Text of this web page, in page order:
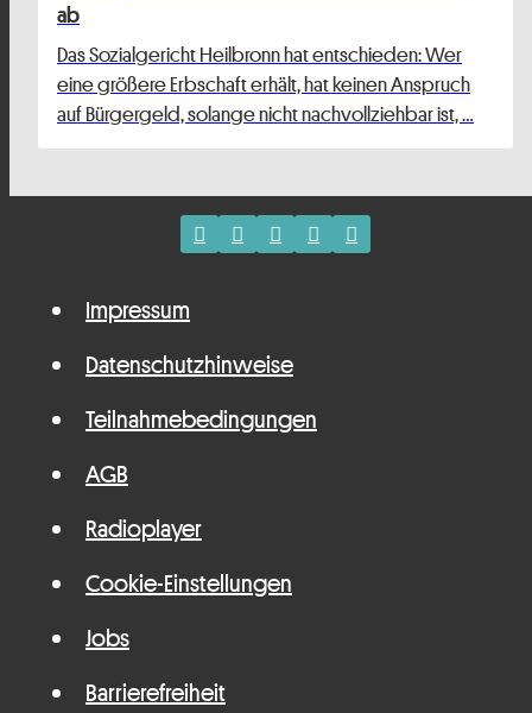
ab
Das Sozialgericht Heilbronn hat entschieden: Wer
eine größere Erbschaft erhält, hat keinen Anspruch
auf Bürgergeld, solange nicht nachvollziehbar ist, …
Impressum
Datenschutzhinweise
Teilnahmebedingungen
AGB
Radioplayer
Cookie-Einstellungen
Jobs
Barrierefreiheit